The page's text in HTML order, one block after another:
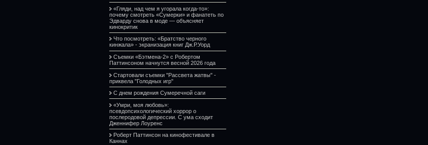
«Гляди, над чем я угорала когда-то»:
почему смотреть «Сумерки» и фанатеть по
Эдварду снова в моде — объясняет
кинокритик
Что посмотреть: «Братство черного
кинжала» - экранизация книг Дж.Р.Уорд
Съемки «Бэтмена-2» с Робертом
Паттинсоном начнутся весной 2026 года
Стартовали съемки "Рассвета жатвы" -
приквела "Голодных игр"
С днем рождения Сумеречной саги
«Умри, моя любовь»:
псевдопсихологический хоррор о
послеродовой депрессии. С ума сходит
Дженнифер Лоуренс
Роберт Паттинсон на кинофестивале в
Каннах